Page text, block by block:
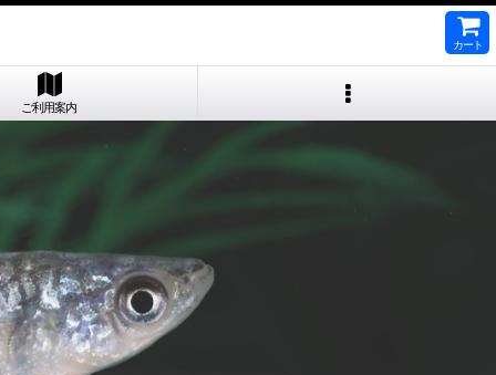
カート
ご利用案内